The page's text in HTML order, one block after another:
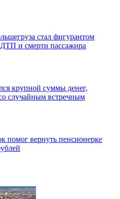
стал фигурантом
ДТП и смерти пассажира
крупной суммы денег,
случайным встречным
помог вернуть пенсионерке